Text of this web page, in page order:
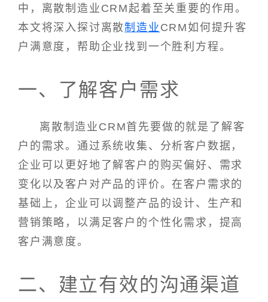
中，离散制造业CRM起着至关重要的作用。
本文将深入探讨离散制造业 CRM如何提升客
户满意度，帮助企业找到一个胜利方程。
一、了解客户需求
离散制造业CRM首先要做的就是了解客
户的需求。通过系统收集、分析客户数据，
企业可以更好地了解客户的购买偏好、需求
变化以及客户对产品的评价。在客户需求的
基础上，企业可以调整产品的设计、生产和
营销策略，以满足客户的个性化需求，提高
客户满意度。
二、建立有效的沟通渠道